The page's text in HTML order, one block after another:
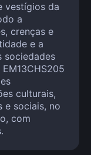
vestígios da
a
crenças e
e a
sociedades
culturais,
e sociais, no
com